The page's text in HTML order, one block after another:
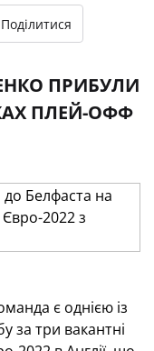
Поділитися
ПРИБУЛИ
ПЛЕЙ-ОФФ
є однією із
за три вакантні